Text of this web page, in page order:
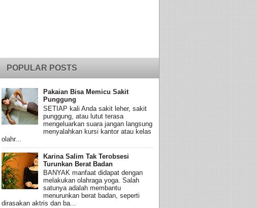
POPULAR POSTS
Pakaian Bisa Memicu Sakit
Punggung
SETIAP kali Anda sakit leher, sakit
punggung, atau lutut terasa
mengeluarkan suara jangan langsung
menyalahkan kursi kantor atau kelas
olahr...
Karina Salim Tak Terobsesi
Turunkan Berat Badan
BANYAK manfaat didapat dengan
melakukan olahraga yoga. Salah
satunya adalah membantu
menurunkan berat badan, seperti
dirasakan aktris dan ba...